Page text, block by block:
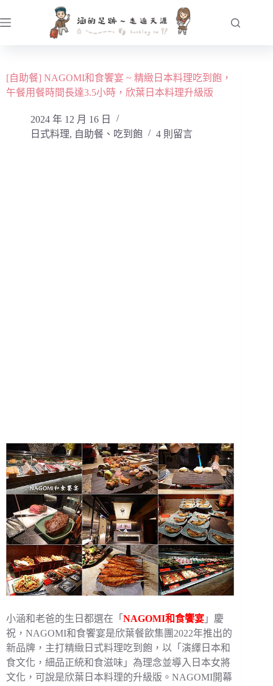
至
容[自助餐] NAGOMI和食饗宴 ~ 精緻日本料理吃到飽，
午餐用餐時間長達3.5小時，欣葉日本料理升級版
2024 年 12 月 16 日
日式料理, 自助餐、吃到飽 4 則留言
小涵和老爸的生日都選在「 NAGOMI和食饗宴 」慶
祝，NAGOMI和食饗宴是欣葉餐飲集團2022年推出的
新品牌，主打精緻日式料理吃到飽，以「演繹日本和
食文化，細品正統和食滋味」為理念並導入日本女將
文化，可說是欣葉日本料理的升級版。NAGOMI開幕